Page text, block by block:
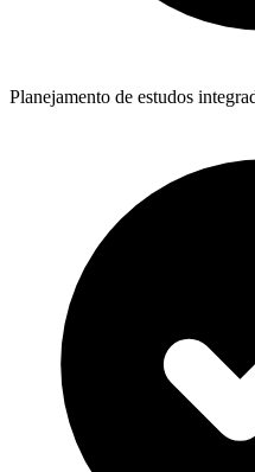
Planejamento de estudos